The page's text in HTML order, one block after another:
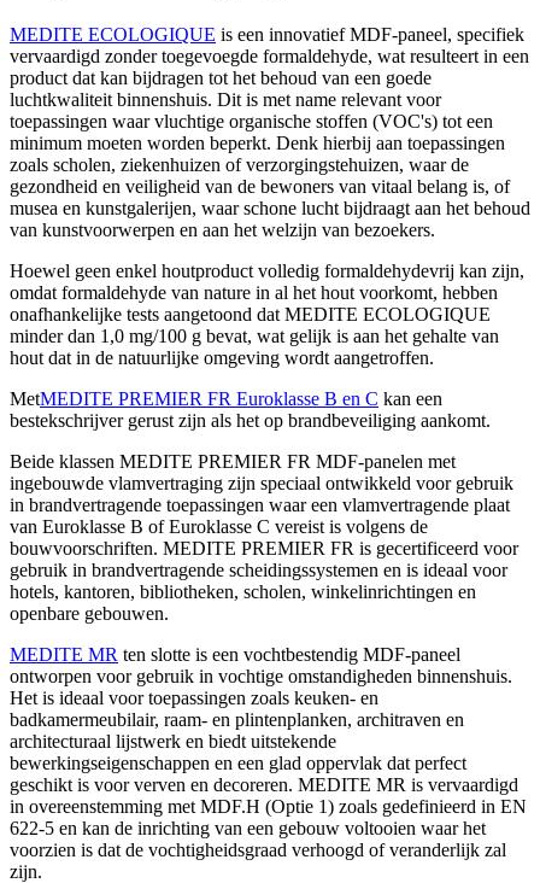
MEDITE ECOLOGIQUE is een innovatief MDF-paneel, specifiek
vervaardigd zonder toegevoegde formaldehyde, wat resulteert in een
product dat kan bijdragen tot het behoud van een goede
luchtkwaliteit binnenshuis. Dit is met name relevant voor
toepassingen waar vluchtige organische stoffen (VOC's) tot een
minimum moeten worden beperkt. Denk hierbij aan toepassingen
zoals scholen, ziekenhuizen of verzorgingstehuizen, waar de
gezondheid en veiligheid van de bewoners van vitaal belang is, of
musea en kunstgalerijen, waar schone lucht bijdraagt aan het behoud
van kunstvoorwerpen en aan het welzijn van bezoekers.
Hoewel geen enkel houtproduct volledig formaldehydevrij kan zijn,
omdat formaldehyde van nature in al het hout voorkomt, hebben
onafhankelijke tests aangetoond dat MEDITE ECOLOGIQUE
minder dan 1,0 mg/100 g bevat, wat gelijk is aan het gehalte van
hout dat in de natuurlijke omgeving wordt aangetroffen.
MetMEDITE PREMIER FR Euroklasse B en C kan een
bestekschrijver gerust zijn als het op brandbeveiliging aankomt.
Beide klassen MEDITE PREMIER FR MDF-panelen met
ingebouwde vlamvertraging zijn speciaal ontwikkeld voor gebruik
in brandvertragende toepassingen waar een vlamvertragende plaat
van Euroklasse B of Euroklasse C vereist is volgens de
bouwvoorschriften. MEDITE PREMIER FR is gecertificeerd voor
gebruik in brandvertragende scheidingssystemen en is ideaal voor
hotels, kantoren, bibliotheken, scholen, winkelinrichtingen en
openbare gebouwen.
MEDITE MR ten slotte is een vochtbestendig MDF-paneel
ontworpen voor gebruik in vochtige omstandigheden binnenshuis.
Het is ideaal voor toepassingen zoals keuken- en
badkamermeubilair, raam- en plintenplanken, architraven en
architecturaal lijstwerk en biedt uitstekende
bewerkingseigenschappen en een glad oppervlak dat perfect
geschikt is voor verven en decoreren. MEDITE MR is vervaardigd
in overeenstemming met MDF.H (Optie 1) zoals gedefinieerd in EN
622-5 en kan de inrichting van een gebouw voltooien waar het
voorzien is dat de vochtigheidsgraad verhoogd of veranderlijk zal
zijn.